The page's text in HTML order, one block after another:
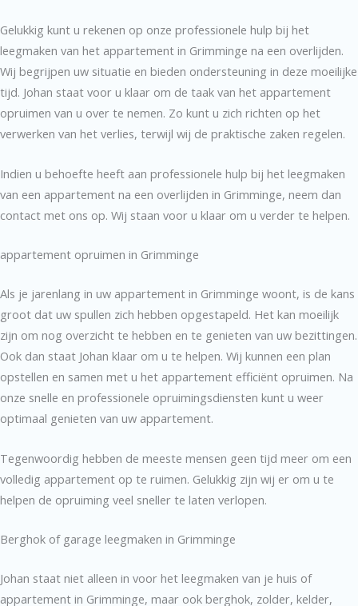
Gelukkig kunt u rekenen op onze professionele hulp bij het
leegmaken van het appartement in Grimminge na een overlijden.
Wij begrijpen uw situatie en bieden ondersteuning in deze moeilijke
tijd. Johan staat voor u klaar om de taak van het appartement
opruimen van u over te nemen. Zo kunt u zich richten op het
verwerken van het verlies, terwijl wij de praktische zaken regelen.
Indien u behoefte heeft aan professionele hulp bij het leegmaken
van een appartement na een overlijden in Grimminge, neem dan
contact met ons op. Wij staan voor u klaar om u verder te helpen.
appartement opruimen in Grimminge
Als je jarenlang in uw appartement in Grimminge woont, is de kans
groot dat uw spullen zich hebben opgestapeld. Het kan moeilijk
zijn om nog overzicht te hebben en te genieten van uw bezittingen.
Ook dan staat Johan klaar om u te helpen. Wij kunnen een plan
opstellen en samen met u het appartement efficiënt opruimen. Na
onze snelle en professionele opruimingsdiensten kunt u weer
optimaal genieten van uw appartement.
Tegenwoordig hebben de meeste mensen geen tijd meer om een
volledig appartement op te ruimen. Gelukkig zijn wij er om u te
helpen de opruiming veel sneller te laten verlopen.
Berghok of garage leegmaken in Grimminge
Johan staat niet alleen in voor het leegmaken van je huis of
appartement in Grimminge, maar ook berghok, zolder, kelder,